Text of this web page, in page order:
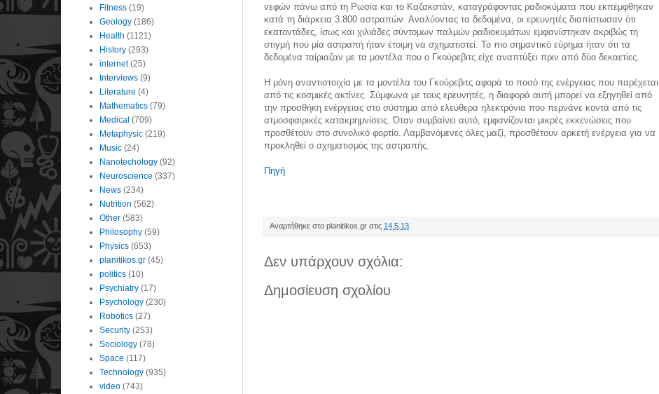
νεφών πάνω από τη Ρωσία και το Καζακστάν, καταγράφοντας ραδιοκύματα που εκπέμφθηκαν
κατά τη διάρκεια 3.800 αστραπών. Αναλύοντας τα δεδομένα, οι ερευνητές διαπίστωσαν ότι
εκατοντάδες, ίσως και χιλιάδες σύντομων παλμών ραδιοκυμάτων εμφανίστηκαν ακριβώς τη
στιγμή που μία αστραπή ήταν έτοιμη να σχηματιστεί. Το πιο σημαντικό εύρημα ήταν ότι τα
δεδομένα ταίριαζαν με τα μοντέλα που ο Γκούρεβιτς είχε αναπτύξει πριν από δύο δεκαετίες.
Η μόνη αναντιστοιχία με τα μοντέλα του Γκούρεβιτς αφορά το ποσό της ενέργειας που παρέχεται
από τις κοσμικές ακτίνες. Σύμφωνα με τους ερευνητές, η διαφορά αυτή μπορεί να εξηγηθεί από
την προσθήκη ενέργειας στο σύστημα από ελεύθερα ηλεκτρόνια που περνάνε κοντά από τις
ατμοσφαιρικές κατακρημνίσεις. Όταν συμβαίνει αυτό, εμφανίζονται μικρές εκκενώσεις που
προσθέτουν στο συνολικό φορτίο. Λαμβανόμενες όλες μαζί, προσθέτουν αρκετή ενέργεια για να
προκληθεί ο σχηματισμός της αστραπής.
Πηγή
Αναρτήθηκε στο planitikos.gr στις 14.5.13
Δεν υπάρχουν σχόλια:
Δημοσίευση σχολίου
Fitness (19)
Geology (186)
Health (1121)
History (293)
internet (25)
Interviews (9)
Literature (4)
Mathematics (79)
Medical (709)
Metaphysic (219)
Music (24)
Nanotechology (92)
Neuroscience (337)
News (234)
Nutrition (562)
Other (583)
Philosophy (59)
Physics (653)
planitikos.gr (45)
politics (10)
Psychiatry (17)
Psychology (230)
Robotics (27)
Security (253)
Sociology (78)
Space (117)
Technology (935)
video (743)